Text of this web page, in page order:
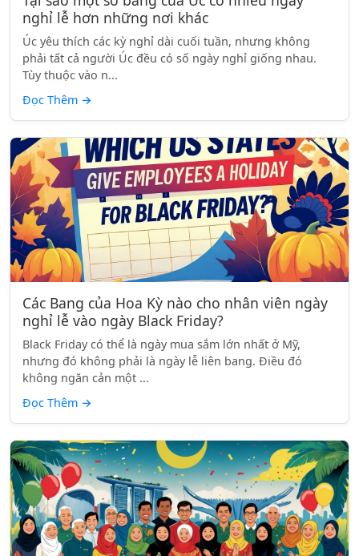
nghỉ lễ hơn những nơi khác
Úc yêu thích các kỳ nghỉ dài cuối tuần, nhưng không
phải tất cả người Úc đều có số ngày nghỉ giống nhau.
Tùy thuộc vào n...
Đọc Thêm →
Các Bang của Hoa Kỳ nào cho nhân viên ngày
nghỉ lễ vào ngày Black Friday?
Black Friday có thể là ngày mua sắm lớn nhất ở Mỹ,
nhưng đó không phải là ngày lễ liên bang. Điều đó
không ngăn cản một ...
Đọc Thêm →